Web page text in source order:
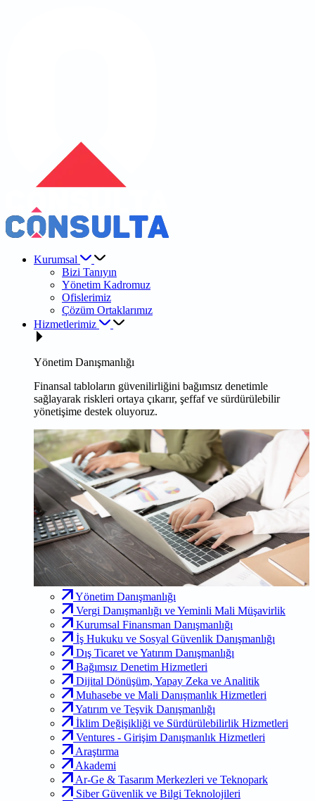
Kurumsal
Bizi Tanıyın
Yönetim Kadromuz
Ofislerimiz
Çözüm Ortaklarımız
Hizmetlerimiz
Yönetim Danışmanlığı
Finansal tabloların güvenilirliğini bağımsız denetimle
sağlayarak riskleri ortaya çıkarır, şeffaf ve sürdürülebilir
yönetişime destek oluyoruz.
Yönetim Danışmanlığı
Vergi Danışmanlığı ve Yeminli Mali Müşavirlik
Kurumsal Finansman Danışmanlığı
İş Hukuku ve Sosyal Güvenlik Danışmanlığı
Dış Ticaret ve Yatırım Danışmanlığı
Bağımsız Denetim Hizmetleri
Dijital Dönüşüm, Yapay Zeka ve Analitik
Muhasebe ve Mali Danışmanlık Hizmetleri
Yatırım ve Teşvik Danışmanlığı
İklim Değişikliği ve Sürdürülebilirlik Hizmetleri
Ventures - Girişim Danışmanlık Hizmetleri
Araştırma
Akademi
Ar-Ge & Tasarım Merkezleri ve Teknopark
Siber Güvenlik ve Bilgi Teknolojileri